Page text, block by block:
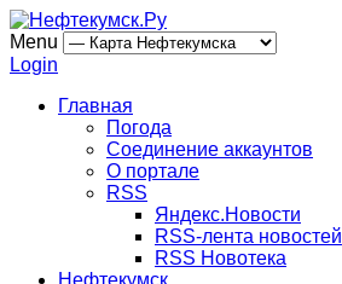
Menu
Login
Главная
Погода
Соединение аккаунтов
О портале
RSS
Яндекс.Новости
RSS-лента новостей
RSS Новотека
Нефтекумск